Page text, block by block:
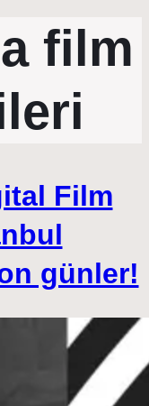
film
Film
günler!